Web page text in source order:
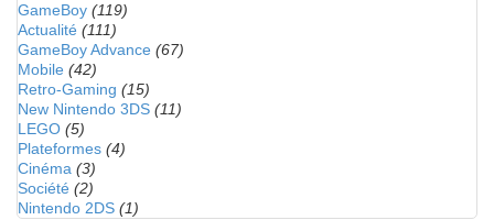
GameBoy (119)
Actualité (111)
GameBoy Advance (67)
Mobile (42)
Retro-Gaming (15)
New Nintendo 3DS (11)
LEGO (5)
Plateformes (4)
Cinéma (3)
Société (2)
Nintendo 2DS (1)